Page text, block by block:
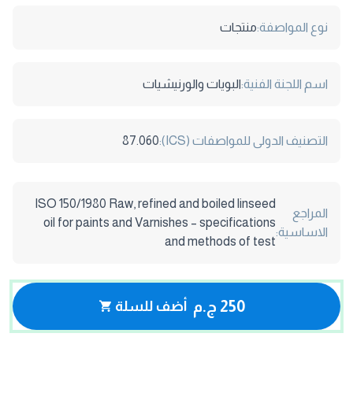
نوع المواصفة:منتجات
اسم اللجنة الفنية:البويات والورنيشيات
التصنيف الدولى للمواصفات (ICS): 87.060
المراجع
الاساسية:
ISO 150/1980 Raw, refined and boiled linseed
oil for paints and Varnishes – specifications
and methods of test
250 ج.م أضف للسلة